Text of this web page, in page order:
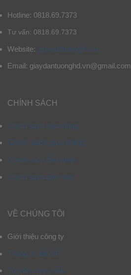
Hotline: 0818.69.7373
Tư vấn: 0818.69.7373
Website: giaydantuonghd.vn
Email: giaydantuonghd.vn@gmail.com
CHÍNH SÁCH
Chính sách mua hàng
Chính sách giao hàng
Chính sách bảo hành
Chính sách bảo mật
VỀ CHÚNG TÔI
Giới thiệu công ty
Thông tin liên hệ
Tư vấn chọn mẫu